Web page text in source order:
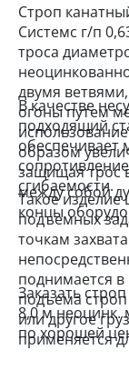
Строп
Системс г/п
троса
двумя
огоны путем
образом
защищая трос
между собой
концы
В качестве
подходящий
обеспечивает
сгибаемости.
Такое
подъемных
точкам
поднимается
подъема
или другое
применяется
погрузочно-
Заказать
8,0 м неоцинк.
по хорошей